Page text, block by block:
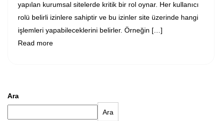
yapılan kurumsal sitelerde kritik bir rol oynar. Her kullanıcı
rolü belirli izinlere sahiptir ve bu izinler site üzerinde hangi
işlemleri yapabileceklerini belirler. Örneğin […]
Read more
Ara
Ara